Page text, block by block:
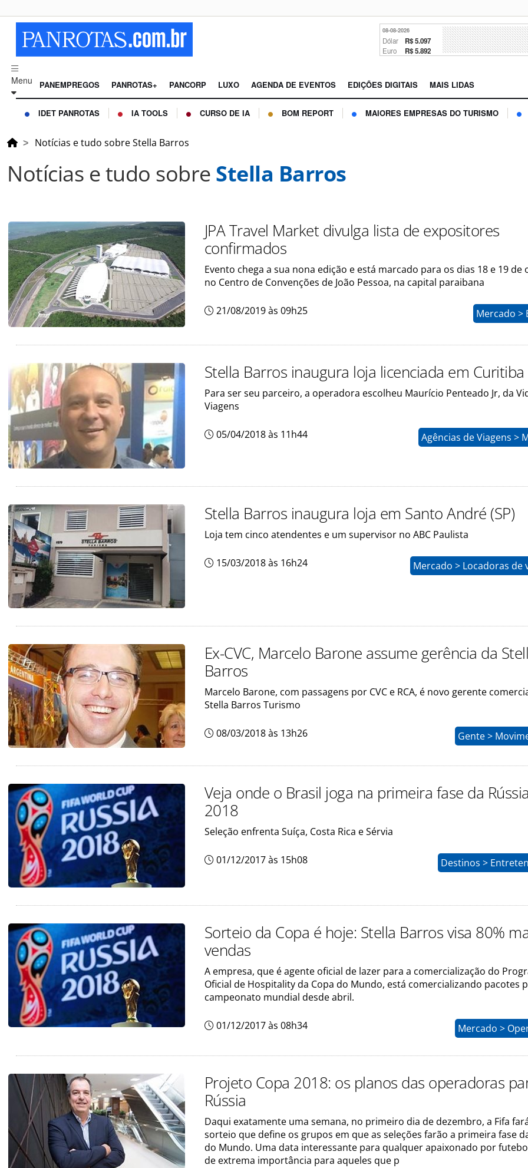
08-08-2026
Dólar R$ 5.097
Euro R$ 5.892
Menu PANEMPREGOS PANROTAS+ PANCORP LUXO AGENDA DE EVENTOS EDIÇÕES DIGITAIS MAIS LIDAS
IDET PANROTAS IA TOOLS CURSO DE IA BOM REPORT MAIORES EMPRESAS DO TURISMO
Notícias e tudo sobre Stella Barros
Notícias e tudo sobre Stella Barros
JPA Travel Market divulga lista de expositores
confirmados
Evento chega a sua nona edição e está marcado para os dias 18 e 19 de
no Centro de Convenções de João Pessoa, na capital paraibana
21/08/2019 às 09h25 Mercado >
Stella Barros inaugura loja licenciada em Curitiba
Para ser seu parceiro, a operadora escolheu Maurício Penteado Jr, da
Viagens
05/04/2018 às 11h44 Agências de Viagens >
Stella Barros inaugura loja em Santo André (SP)
Loja tem cinco atendentes e um supervisor no ABC Paulista
15/03/2018 às 16h24 Mercado > Locadoras de
Ex-CVC, Marcelo Barone assume gerência da
Barros
Marcelo Barone, com passagens por CVC e RCA, é novo gerente
Stella Barros Turismo
08/03/2018 às 13h26 Gente >
Veja onde o Brasil joga na primeira fase da Rússia
2018
Seleção enfrenta Suíça, Costa Rica e Sérvia
01/12/2017 às 15h08 Destinos >
Sorteio da Copa é hoje: Stella Barros visa 80%
vendas
A empresa, que é agente oficial de lazer para a comercialização do
Oficial de Hospitality da Copa do Mundo, está comercializando pacotes
campeonato mundial desde abril.
01/12/2017 às 08h34 Mercado >
Projeto Copa 2018: os planos das operadoras
Rússia
Daqui exatamente uma semana, no primeiro dia de dezembro, a Fifa
sorteio que define os grupos em que as seleções farão a primeira fase
do Mundo. Uma data interessante para qualquer apaixonado por
de extrema importância para aqueles que p